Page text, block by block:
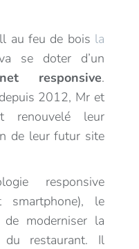
au feu de bois la
se doter d’un
responsive.
2012, Mr et
renouvelé leur
de leur futur site
responsive
smartphone), le
moderniser la
du restaurant. Il